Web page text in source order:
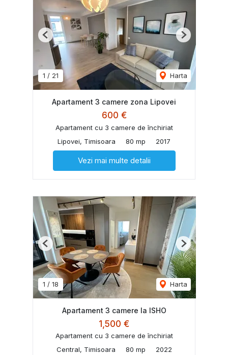
1 / 21 Harta
Previous Next
Apartament 3 camere zona Lipovei
600 €
Apartament cu 3 camere de închiriat
Lipovei, Timisoara
80 mp 2017
Vezi mai multe detalii
1 / 18 Harta
Previous Next
Apartament 3 camere la ISHO
1,500 €
Apartament cu 3 camere de închiriat
Central, Timisoara
80 mp 2022